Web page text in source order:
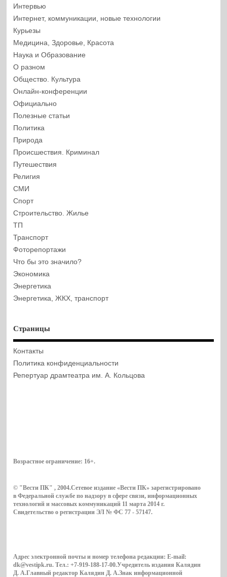
Интервью
Интернет, коммуникации, новые технологии
Курьезы
Медицина, Здоровье, Красота
Наука и Образование
О разном
Общество. Культура
Онлайн-конференции
Официально
Полезные статьи
Политика
Природа
Происшествия. Криминал
Путешествия
Религия
СМИ
Спорт
Строительство. Жилье
ТП
Транспорт
Фоторепортажи
Что бы это значило?
Экономика
Энергетика
Энергетика, ЖКХ, транспорт
Страницы
Контакты
Политика конфиденциальности
Репертуар драмтеатра им. А. Кольцова
Возрастное ограничение: 16+.
© "Вести ПК" , 2004.Сетевое издание «Вести ПК» зарегистрировано
в Федеральной службе по надзору в сфере связи, информационных
технологий и массовых коммуникаций 11 марта 2014 г.
Свидетельство о регистрации ЭЛ № ФС 77 - 57147.
Адрес электронной почты и номер телефона редакции: E-mail:
dk@vestipk.ru. Тел.: +7-919-188-17-00.Учредитель издания Калядин
Д. А.Главный редактор Калядин Д. А.Знак информационной